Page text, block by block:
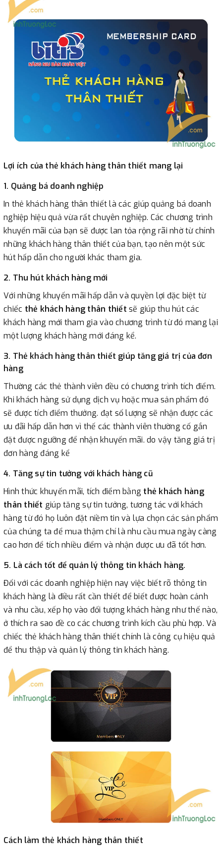
Lợi ích của thẻ khách hàng thân thiết mang lại
1. Quảng bá doanh nghiệp
In thẻ khách hàng thân thiết là các giúp quảng bá doanh
nghiệp hiệu quả vừa rất chuyên nghiệp. Các chương trình
khuyến mãi của bạn sẽ được lan tỏa rộng rãi nhờ từ chính
những khách hàng thân thiết của bạn, tạo nên một sức
hút hấp dẫn cho người khác tham gia.
2. Thu hút khách hàng mới
Với những khuyến mãi hấp dẫn và quyền lợi đặc biệt từ
chiếc thẻ khách hàng thân thiết sẽ giúp thu hút các
khách hàng mới tham gia vào chương trình từ đó mang lại
một lượng khách hàng mới đáng kể.
3. Thẻ khách hàng thân thiết giúp tăng giá trị của đơn
hàng
Thường các thẻ thành viên đều có chương trình tích điểm.
Khi khách hàng sử dụng dịch vụ hoặc mua sản phẩm đó
sẽ được tích điểm thưởng. đạt số lượng sẽ nhận được các
ưu đãi hấp dẫn hơn vì thế các thành viên thường cố gắn
đặt được ngưỡng để nhận khuyến mãi. do vậy tăng giá trị
đơn hàng đáng kể
4. Tăng sự tin tưởng với khách hàng cũ
Hình thức khuyến mãi, tích điểm bằng thẻ khách hàng
thân thiết giúp tăng sự tin tưởng, tương tác với khách
hàng từ đó họ luôn đặt niềm tin và lựa chọn các sản phẩm
của chúng ta để mua thậm chí là nhu cầu mua ngày càng
cao hơn để tích nhiều điểm và nhận được ưu đã tốt hơn.
5. Là cách tốt để quản lý thông tin khách hàng.
Đối với các doanh nghiệp hiện nay việc biết rõ thông tin
khách hàng là điều rất cần thiết để biết được hoàn cảnh
và nhu cầu, xếp họ vào đối tượng khách hàng như thế nào,
ở thích ra sao đề co các chương trình kích cầu phù hợp. Và
chiếc thẻ khách hàng thân thiết chính là công cụ hiệu quả
để thu thập và quản lý thông tin khách hàng.
Cách làm thẻ khách hàng thân thiết